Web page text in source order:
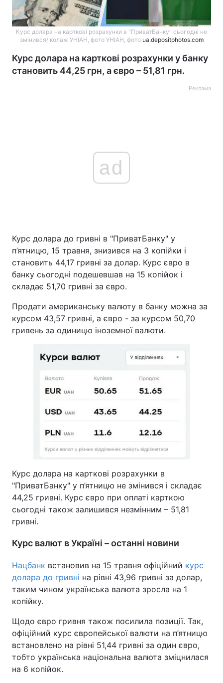
Курс долара на карткові розрахунки в "ПриватБанку" сьогодні не
змінився/ колаж УНІАН, фото УНІАН, фото ua.depositphotos.com
Курс долара на карткові розрахунки у банку
становить 44,25 грн, а євро – 51,81 грн.
Реклама
ad
Курс долара до гривні в "ПриватБанку" у
п’ятницю, 15 травня, знизився на 3 копійки і
становить 44,17 гривні за долар. Курс євро в
банку сьогодні подешевшав на 15 копійок і
складає 51,70 гривні за євро.
Продати американську валюту в банку можна за
курсом 43,57 гривні, а євро - за курсом 50,70
гривень за одиницю іноземної валюти.
Курс долара на карткові розрахунки в
"ПриватБанку" у п’ятницю не змінився і складає
44,25 гривні. Курс євро при оплаті карткою
сьогодні також залишився незмінним – 51,81
гривні.
Курс валют в Україні – останні новини
Нацбанк встановив на 15 травня офіційний курс
долара до гривні на рівні 43,96 гривні за долар,
таким чином українська валюта зросла на 1
копійку.
Щодо євро гривня також посилила позиції. Так,
офіційний курс європейської валюти на п’ятницю
встановлено на рівні 51,44 гривні за один євро,
тобто українська національна валюта зміцнилася
на 6 копійок.